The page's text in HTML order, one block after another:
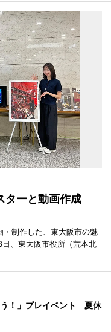
ターと動画作成
制作した、東大阪市の魅
、東大阪市役所（荒本北
！」プレイベント 夏休